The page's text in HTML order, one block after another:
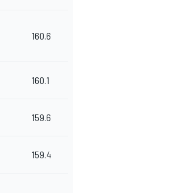
160.6
160.1
159.6
159.4